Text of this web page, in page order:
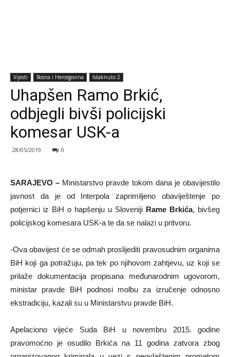
Vijesti Bosna i Hercegovina Istaknuto 2
Uhapšen Ramo Brkić,
odbjegli bivši policijski
komesar USK-a
28/05/2019 0
SARAJEVO – Ministarstvo pravde tokom dana je obavijestilo
javnost da je od Interpola zaprimiljeno obaviještenje po
potjernici iz BiH o hapšenju u Sloveniji Rame Brkića, bivšeg
policijskog komesara USK-a te da se nalazi u pritvoru.
-Ova obavijest će se odmah proslijediti pravosudnim organima
BiH koji ga potražuju, pa tek po njihovom zahtjevu, uz koji se
prilaže dokumentacija propisana međunarodnim ugovorom,
ministar pravde BiH podnosi molbu za izručenje odnosno
ekstradiciju, kazali su u Ministarstvu pravde BiH.
Apelaciono vijeće Suda BiH u novembru 2015. godine
pravomoćno je osudilo Brkića na 11 godina zatvora zbog